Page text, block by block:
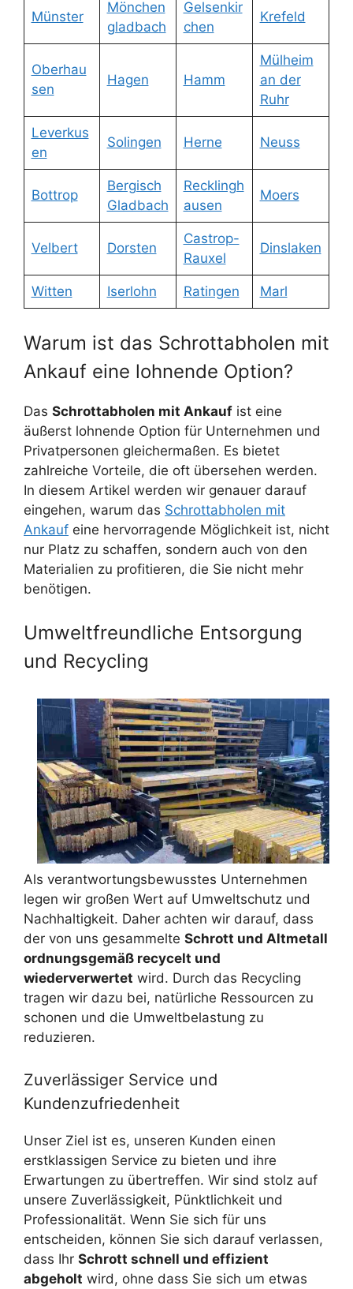
Münster
Mönchen
gladbach
Gelsenkir
chen
Krefeld
Oberhau
sen
Hagen Hamm
Mülheim
an der
Ruhr
Leverkus
en
Solingen Herne Neuss
Bottrop
Bergisch
Gladbach
Recklingh
ausen
Moers
Velbert Dorsten
Castrop-
Rauxel
Dinslaken
Witten Iserlohn Ratingen Marl
Warum ist das Schrottabholen mit
Ankauf eine lohnende Option?
Das Schrottabholen mit Ankauf ist eine
äußerst lohnende Option für Unternehmen und
Privatpersonen gleichermaßen. Es bietet
zahlreiche Vorteile, die oft übersehen werden.
In diesem Artikel werden wir genauer darauf
eingehen, warum das Schrottabholen mit
Ankauf eine hervorragende Möglichkeit ist, nicht
nur Platz zu schaffen, sondern auch von den
Materialien zu profitieren, die Sie nicht mehr
benötigen.
Umweltfreundliche Entsorgung
und Recycling
Als verantwortungsbewusstes Unternehmen
legen wir großen Wert auf Umweltschutz und
Nachhaltigkeit. Daher achten wir darauf, dass
der von uns gesammelte Schrott und Altmetall
ordnungsgemäß recycelt und
wiederverwertet wird. Durch das Recycling
tragen wir dazu bei, natürliche Ressourcen zu
schonen und die Umweltbelastung zu
reduzieren.
Zuverlässiger Service und
Kundenzufriedenheit
Unser Ziel ist es, unseren Kunden einen
erstklassigen Service zu bieten und ihre
Erwartungen zu übertreffen. Wir sind stolz auf
unsere Zuverlässigkeit, Pünktlichkeit und
Professionalität. Wenn Sie sich für uns
entscheiden, können Sie sich darauf verlassen,
dass Ihr Schrott schnell und effizient
abgeholt wird, ohne dass Sie sich um etwas